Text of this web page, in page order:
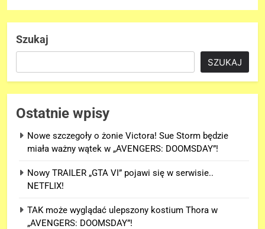
Szukaj
SZUKAJ
Ostatnie wpisy
Nowe szczegoły o żonie Victora! Sue Storm będzie
miała ważny wątek w „AVENGERS: DOOMSDAY”!
Nowy TRAILER „GTA VI” pojawi się w serwisie..
NETFLIX!
TAK może wyglądać ulepszony kostium Thora w
„AVENGERS: DOOMSDAY”!